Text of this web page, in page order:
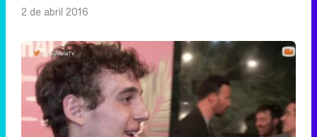
2 de abril 2016